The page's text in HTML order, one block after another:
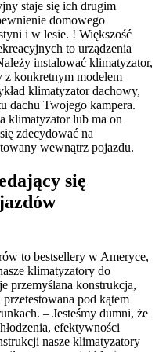
staje się ich drugim
domowego
i w lesie. ! Większość
to urządzenia
instalować klimatyzator,
z konkretnym modelem
klimatyzator dachowy,
dachu Twojego kampera.
klimatyzator lub ma on
zdecydować na
wewnątrz pojazdu.
się
to bestsellery w Ameryce,
klimatyzatory do
przemyślana konstrukcja,
pod kątem
– Jesteśmy dumni, że
efektywności
nasze klimatyzatory